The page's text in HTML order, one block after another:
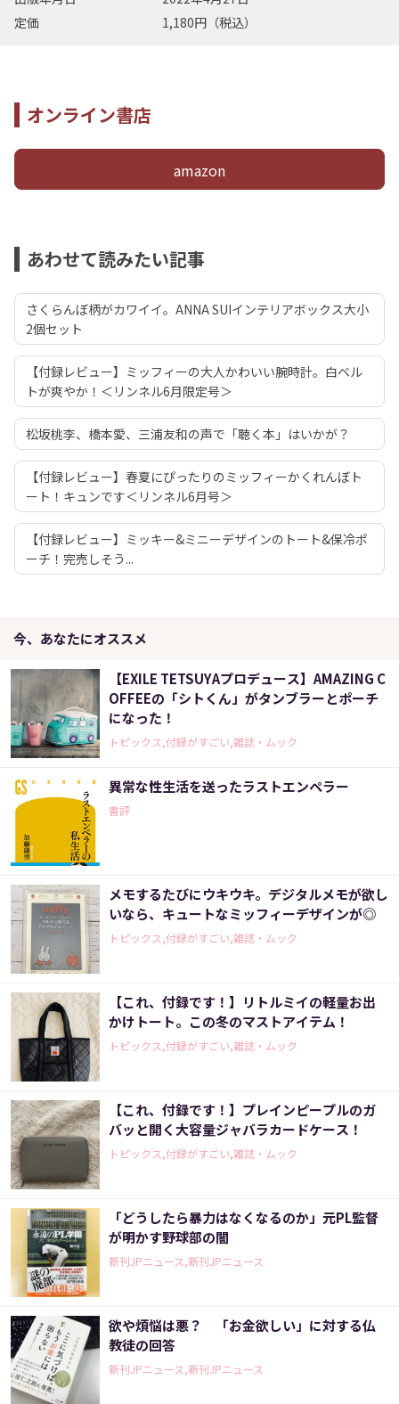
定価
1,180円（税込）
オンライン書店
amazon
あわせて読みたい記事
さくらんぼ柄がカワイイ。ANNA SUIインテリアボックス大小
2個セット
【付録レビュー】ミッフィーの大人かわいい腕時計。白ベル
トが爽やか！＜リンネル6月限定号＞
松坂桃李、橋本愛、三浦友和の声で「聴く本」はいかが？
【付録レビュー】春夏にぴったりのミッフィーかくれんぼト
ート！キュンです＜リンネル6月号＞
【付録レビュー】ミッキー&ミニーデザインのトート&保冷ポ
ーチ！完売しそう...
今、あなたにオススメ
【EXILE TETSUYAプロデュース】AMAZING C
OFFEEの「シトくん」がタンブラーとポーチ
になった！
トピックス,付録がすごい,雑誌・ムック
異常な性生活を送ったラストエンペラー
書評
メモするたびにウキウキ。デジタルメモが欲し
いなら、キュートなミッフィーデザインが◎
トピックス,付録がすごい,雑誌・ムック
【これ、付録です！】リトルミイの軽量お出
かけトート。この冬のマストアイテム！
トピックス,付録がすごい,雑誌・ムック
【これ、付録です！】プレインピープルのガ
バッと開く大容量ジャバラカードケース！
トピックス,付録がすごい,雑誌・ムック
「どうしたら暴力はなくなるのか」元PL監督
が明かす野球部の闇
新刊JPニュース,新刊JPニュース
欲や煩悩は悪？ 「お金欲しい」に対する仏
教徒の回答
新刊JPニュース,新刊JPニュース